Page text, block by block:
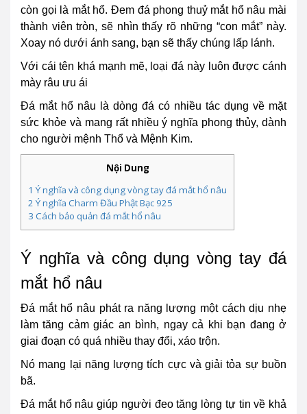
còn gọi là mắt hổ. Đem đá phong thuỷ mắt hổ nâu mài
thành viên tròn, sẽ nhìn thấy rõ những “con mắt” này.
Xoay nó dưới ánh sang, bạn sẽ thấy chúng lấp lánh.
Với cái tên khá mạnh mẽ, loại đá này luôn được cánh
mày râu ưu ái
Đá mắt hổ nâu là dòng đá có nhiều tác dụng về mặt
sức khỏe và mang rất nhiều ý nghĩa phong thủy, dành
cho người mệnh Thổ và Mệnh Kim.
Nội Dung
1 Ý nghĩa và công dụng vòng tay đá mắt hổ nâu
2 Ý nghĩa Charm Đầu Phật Bạc 925
3 Cách bảo quản đá mắt hổ nâu
Ý nghĩa và công dụng vòng tay đá
mắt hổ nâu
Đá mắt hổ nâu phát ra năng lượng một cách dịu nhẹ
làm tăng cảm giác an bình, ngay cả khi bạn đang ở
giai đoạn có quá nhiều thay đổi, xáo trộn.
Nó mang lại năng lượng tích cực và giải tỏa sự buồn
bã.
Đá mắt hổ nâu giúp người đeo tăng lòng tự tin về khả